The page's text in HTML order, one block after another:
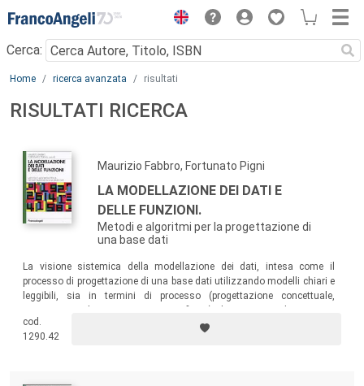
Menu
Cerca:
Main content
Home ricerca avanzata risultati
RISULTATI RICERCA
Maurizio Fabbro, Fortunato Pigni
LA MODELLAZIONE DEI DATI E
DELLE FUNZIONI.
Metodi e algoritmi per la progettazione di
una base dati
La visione sistemica della modellazione dei dati, intesa come il
processo di progettazione di una base dati utilizzando modelli chiari e
leggibili, sia in termini di processo (progettazione concettuale,
(funzioni, dati). Un volume utile per il miglioramento delle proprie
conoscenze informatiche nello sviluppo dei sistemi informativi.
cod.
1290.42